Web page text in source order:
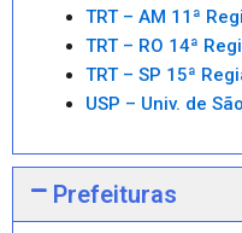
TRT – AM 11ª
TRT – RO 14ª
TRT – SP 15ª
USP – Univ. de
Prefeituras